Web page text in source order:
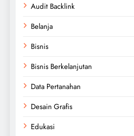
Audit Backlink
Belanja
Bisnis
Bisnis Berkelanjutan
Data Pertanahan
Desain Grafis
Edukasi